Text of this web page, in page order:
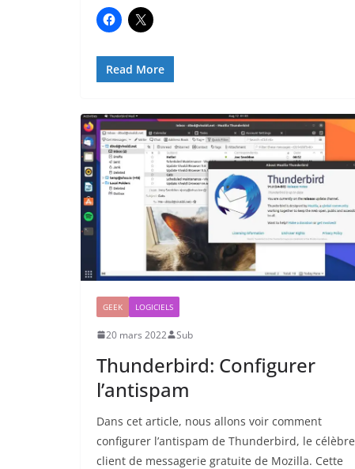
Read More
GEEK LOGICIELS
20 mars 2022 Sub
Thunderbird: Configurer
l’antispam
Dans cet article, nous allons voir comment
configurer l’antispam de Thunderbird, le célèbre
client de messagerie gratuite de Mozilla. Cette